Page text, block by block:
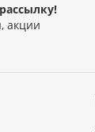
акции